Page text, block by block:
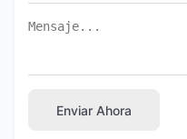
Enviar Ahora